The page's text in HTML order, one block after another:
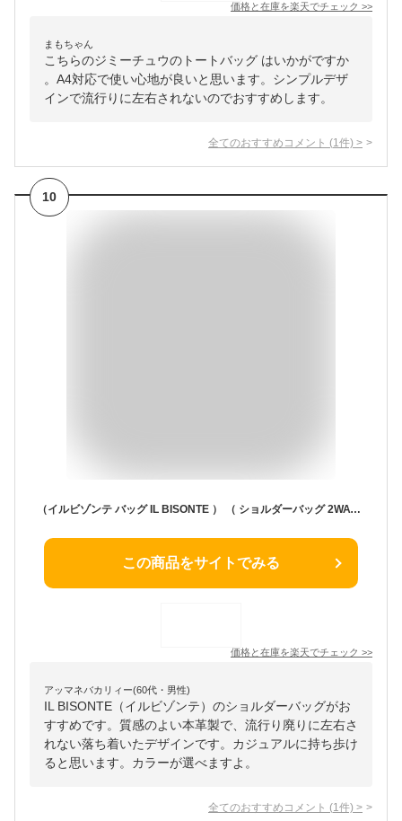
価格と在庫を楽天でチェック >>
まもちゃん
こちらのジミーチュウのトートバッグ はいかがですか
。A4対応で使い心地が良いと思います。シンプルデザ
インで流行りに左右されないのでおすすめします。
全てのおすすめコメント (1 件) >
10
（イルビゾンテ バッグ IL BISONTE ） （ ショルダーバッグ 2WAYショルダー ）イル ビゾンテ レザーショルダーバッグ（ メンズ レディース ） 54_1_ 5462305311 IL BISONTE / Shoulder Bag（ 商品番号 IB-6-05311 ）
この商品をサイトでみる
価格と在庫を楽天でチェック >>
アッマネバカリィー(60代・男性)
IL BISONTE（イルビゾンテ）のショルダーバッグがお
すすめです。質感のよい本革製で、流行り廃りに左右さ
れない落ち着いたデザインです。カジュアルに持ち歩け
ると思います。カラーが選べますよ。
全てのおすすめコメント (1 件) >